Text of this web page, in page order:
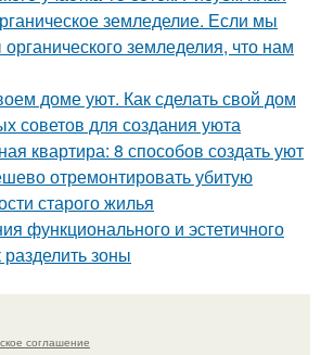
земледелие. Если мы
земледелия, что нам
доме уют. Как сделать свой дом
советов для создания уюта
квартира: 8 способов создать уют
отремонтировать убитую
старого жилья
функционального и эстетичного
зоны
соглашение